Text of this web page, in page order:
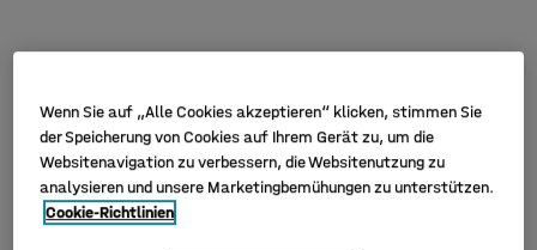
3 Produkte
Wenn Sie auf „Alle Cookies akzeptieren“ klicken, stimmen Sie
der Speicherung von Cookies auf Ihrem Gerät zu, um die
Websitenavigation zu verbessern, die Websitenutzung zu
analysieren und unsere Marketingbemühungen zu unterstützen.
Cookie-Richtlinien